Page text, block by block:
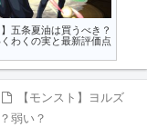
】五条夏油は買うべき？
わくの実と最新評価点
【モンスト】ヨルズ
弱い？